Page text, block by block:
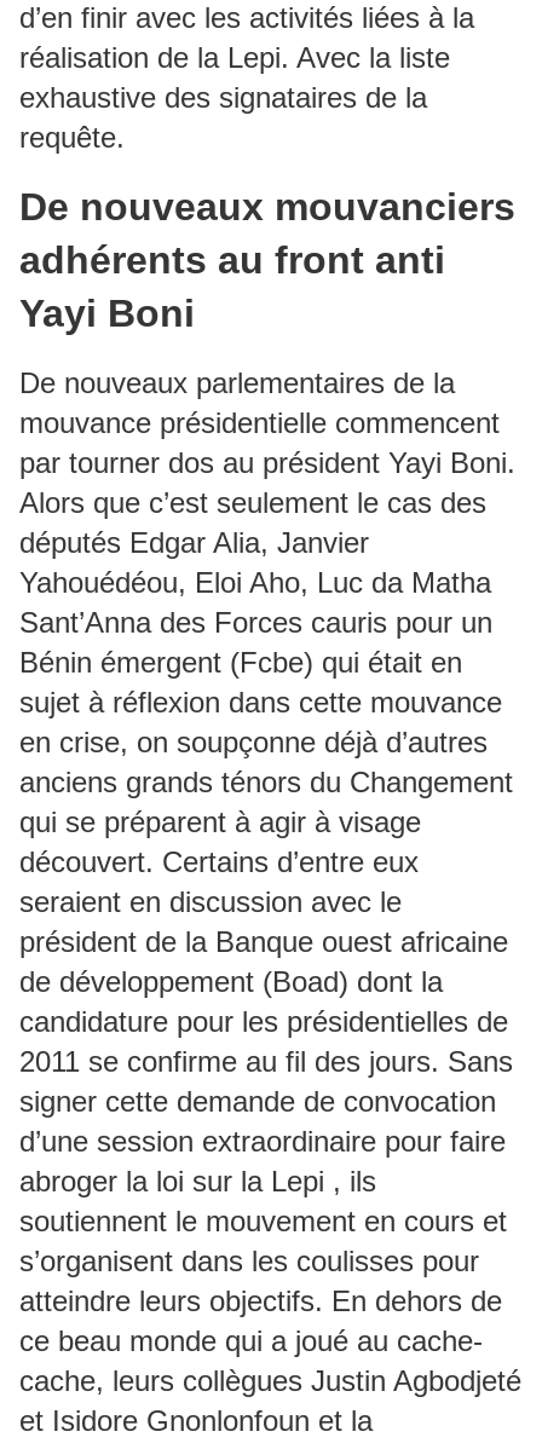
d’en finir avec les activités liées à la
réalisation de la Lepi. Avec la liste
exhaustive des signataires de la
requête.
De nouveaux mouvanciers
adhérents au front anti
Yayi Boni
De nouveaux parlementaires de la
mouvance présidentielle commencent
par tourner dos au président Yayi Boni.
Alors que c’est seulement le cas des
députés Edgar Alia, Janvier
Yahouédéou, Eloi Aho, Luc da Matha
Sant’Anna des Forces cauris pour un
Bénin émergent (Fcbe) qui était en
sujet à réflexion dans cette mouvance
en crise, on soupçonne déjà d’autres
anciens grands ténors du Changement
qui se préparent à agir à visage
découvert. Certains d’entre eux
seraient en discussion avec le
président de la Banque ouest africaine
de développement (Boad) dont la
candidature pour les présidentielles de
2011 se confirme au fil des jours. Sans
signer cette demande de convocation
d’une session extraordinaire pour faire
abroger la loi sur la Lepi , ils
soutiennent le mouvement en cours et
s’organisent dans les coulisses pour
atteindre leurs objectifs. En dehors de
ce beau monde qui a joué au cache-
cache, leurs collègues Justin Agbodjeté
et Isidore Gnonlonfoun et la